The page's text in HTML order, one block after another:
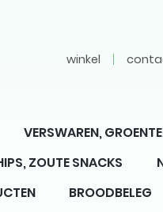
winkel
VERSWAREN,
ZOUTE SNACKS
BROODBELEG